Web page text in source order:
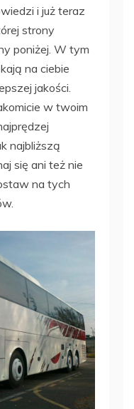
i już teraz
strony
poniżej. W tym
na ciebie
jakości.
w twoim
najbliższą
się ani też nie
na tych